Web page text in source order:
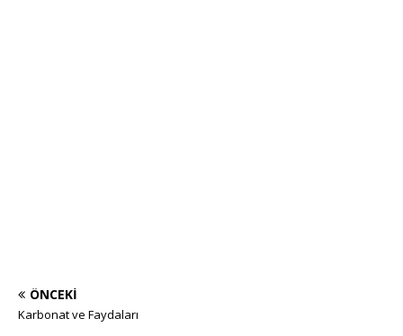
ÖNCEKI
Karbonat ve Faydaları